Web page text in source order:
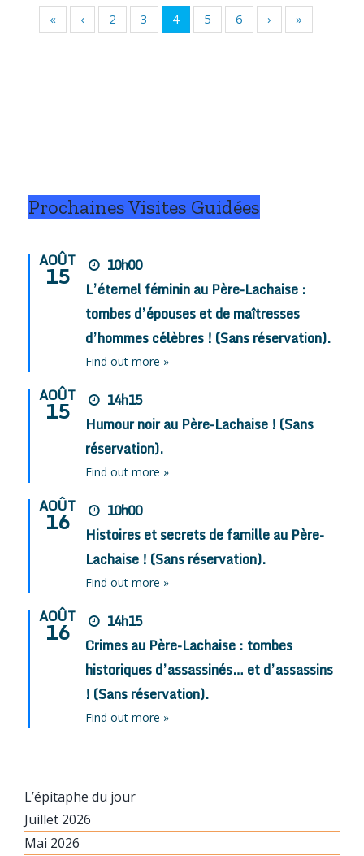
« ‹ 2 3 4 5 6 › »
L’épitaphe du jour
Juillet 2026
Mai 2026
Prochaines Visites Guidées
AOÛT
15
10h00
L’éternel féminin au Père-Lachaise :
tombes d’épouses et de maîtresses
d’hommes célèbres ! (Sans réservation).
Find out more »
AOÛT
15
14h15
Humour noir au Père-Lachaise ! (Sans
réservation).
Find out more »
AOÛT
16
10h00
Histoires et secrets de famille au Père-
Lachaise ! (Sans réservation).
Find out more »
AOÛT
16
14h15
Crimes au Père-Lachaise : tombes
historiques d’assassinés… et d’assassins
! (Sans réservation).
Find out more »